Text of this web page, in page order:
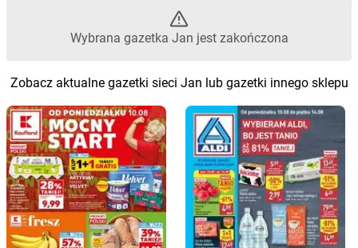
Wybrana gazetka Jan jest zakończona
Zobacz aktualne gazetki sieci Jan lub gazetki innego sklepu